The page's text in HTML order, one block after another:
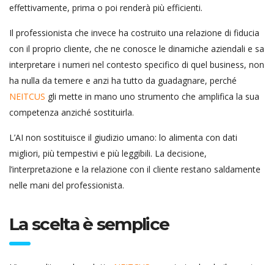
effettivamente, prima o poi renderà più efficienti.
Il professionista che invece ha costruito una relazione di fiducia
con il proprio cliente, che ne conosce le dinamiche aziendali e sa
interpretare i numeri nel contesto specifico di quel business, non
ha nulla da temere e anzi ha tutto da guadagnare, perché
NEITCUS gli mette in mano uno strumento che amplifica la sua
competenza anziché sostituirla.
L’AI non sostituisce il giudizio umano: lo alimenta con dati
migliori, più tempestivi e più leggibili. La decisione,
l’interpretazione e la relazione con il cliente restano saldamente
nelle mani del professionista.
La scelta è semplice